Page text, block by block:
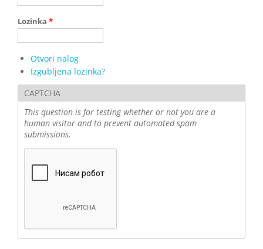
Lozinka *
Otvori nalog
Izgubljena lozinka?
CAPTCHA
This question is for testing whether or not you are a
human visitor and to prevent automated spam
submissions.